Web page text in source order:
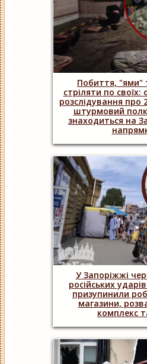
Побиття, "ями"
стріляти по своїх:
розслідування про
штурмовий
знаходиться на
У Запоріжжі
російських
призупинили
магазини,
комплекс